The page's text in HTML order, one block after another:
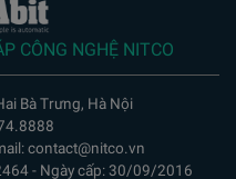
CÔNG NGHỆ NITCO
Bà Trưng, Hà Nội
contact@nitco.vn
- Ngày cấp: 30/09/2016